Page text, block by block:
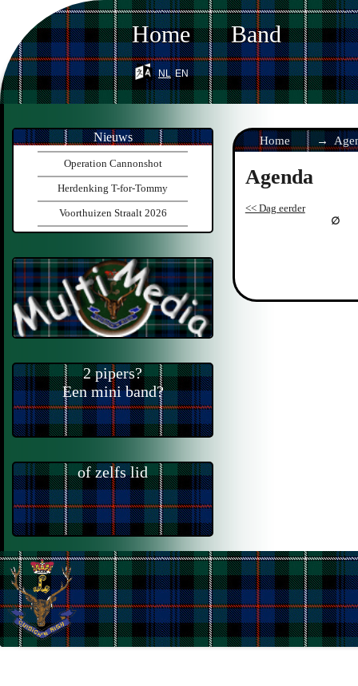
Home Band
nl en
Home
Agenda
<< Dag eerder
Nieuws
Operation Cannonshot
Herdenking T-for-Tommy
Voorthuizen Straalt 2026
2 pipers?
Een mini band?
of zelfs lid